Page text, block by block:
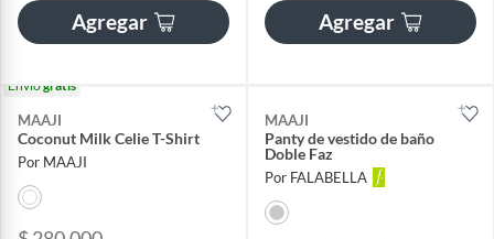
Agregar Agregar
Envíogratis
MAAJI
Coconut Milk Celie T-Shirt
Por MAAJI
MAAJI
Panty de vestido de baño
Doble Faz
Por FALABELLA